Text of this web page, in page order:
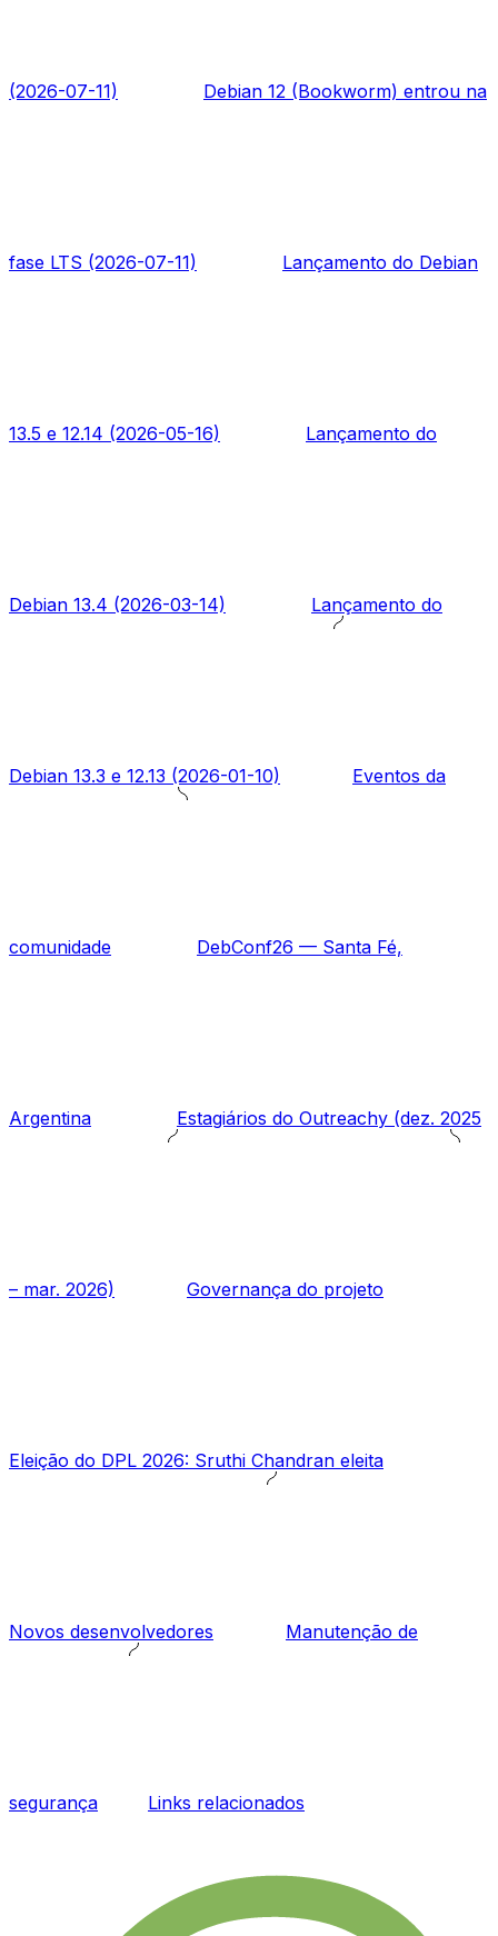
(2026-07-11) Debian 12 (Bookworm) entrou na
fase LTS (2026-07-11) Lançamento do Debian
13.5 e 12.14 (2026-05-16) Lançamento do
Debian 13.4 (2026-03-14) Lançamento do
Debian 13.3 e 12.13 (2026-01-10) Eventos da
comunidade DebConf26 — Santa Fé,
Argentina Estagiários do Outreachy (dez. 2025
– mar. 2026) Governança do projeto
Eleição do DPL 2026: Sruthi Chandran eleita
Novos desenvolvedores Manutenção de
segurança Links relacionados